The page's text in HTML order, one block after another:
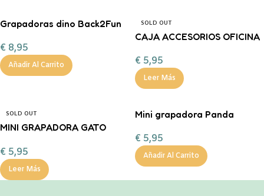
Grapadoras dino Back2Fun
€ 8,95
Añadir Al Carrito
SOLD OUT
CAJA ACCESORIOS OFICINA
€ 5,95
Leer Más
SOLD OUT
MINI GRAPADORA GATO
€ 5,95
Leer Más
Mini grapadora Panda
€ 5,95
Añadir Al Carrito